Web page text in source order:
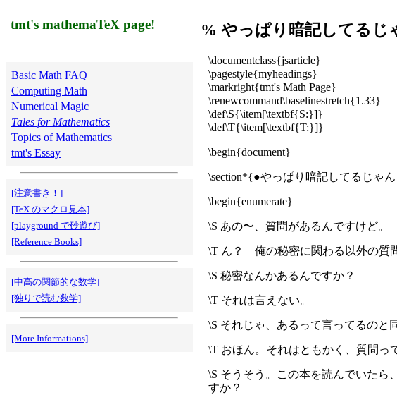
% やっぱり暗記してるじ
\documentclass{jsarticle}
\pagestyle{myheadings}
\markright{tmt's Math Page}
\renewcommand\baselinestretch{1.33}
\def\S{\item[\textbf{S:}]}
\def\T{\item[\textbf{T:}]}
\begin{document}
\section*{●やっぱり暗記してるじゃ
\begin{enumerate}
\S あの〜、質問があるんですけど。
\T ん？ 俺の秘密に関わる以外の質
\S 秘密なんかあるんですか？
\T それは言えない。
\S それじゃ、あるって言ってるのと
\T おほん。それはともかく、質問っ
\S そうそう。この本を読んでいたら
すか？
tmt's mathemaTeX page!
Basic Math FAQ
Computing Math
Numerical Magic
Tales for Mathematics
Topics of Mathematics
tmt's Essay
[注意書き！]
[TeX のマクロ見本]
[playground で砂遊び]
[Reference Books]
[中高の関節的な数学]
[独りで読む数学]
[More Informations]